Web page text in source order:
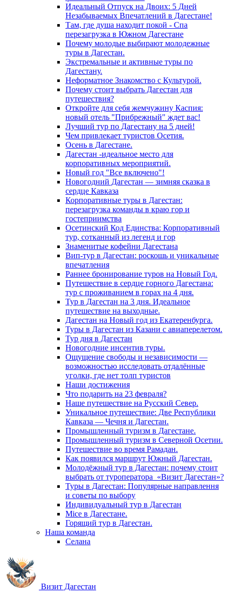
Идеальный Отпуск на Двоих: 5 Дней
Незабываемых Впечатлений в Дагестане!
Там, где душа находит покой - Спа
перезагрузка в Южном Дагестане
Почему молодые выбирают молодежные
туры в Дагестан.
Экстремальные и активные туры по
Дагестану.
Неформатное Знакомство с Культурой.
Почему стоит выбрать Дагестан для
путешествия?
Откройте для себя жемчужину Каспия:
новый отель "Прибрежный" ждет вас!
Лучший тур по Дагестану на 5 дней!
Чем привлекает туристов Осетия.
Осень в Дагестане.
Дагестан -идеальное место для
корпоративных мероприятий.
Новый год "Все включено"!
Новогодний Дагестан — зимняя сказка в
сердце Кавказа
Корпоративные туры в Дагестан:
перезагрузка команды в краю гор и
гостеприимства
Осетинский Код Единства: Корпоративный
тур, сотканный из легенд и гор
Знаменитые кофейни Дагестана
Вип-тур в Дагестан: роскошь и уникальные
впечатления
Раннее бронирование туров на Новый Год.
Путешествие в сердце горного Дагестана:
тур с проживанием в горах на 4 дня.
Тур в Дагестан на 3 дня. Идеальное
путешествие на выходные.
Дагестан на Новый год из Екатеренбурга.
Туры в Дагестан из Казани с авиаперелетом.
Тур дня в Дагестан
Новогодние инсентив туры.
Ощущение свободы и независимости —
возможностью исследовать отдалённые
уголки, где нет толп туристов
Наши достижения
Что подарить на 23 февраля?
Наше путешествие на Русский Север.
Уникальное путешествие: Две Республики
Кавказа — Чечня и Дагестан.
Промышленный туризм в Дагестане.
Промышленный туризм в Северной Осетии.
Путешествие во время Рамадан.
Как появился маршрут Южный Дагестан.
Молодёжный тур в Дагестан: почему стоит
выбрать от туроператора «Визит Дагестан»?
Туры в Дагестан: Популярные направлення
и советы по выбору
Индивидуальный тур в Дагестан
Mice в Дагестане.
Горящий тур в Дагестан.
Наша команда
Селана
Визит Дагестан